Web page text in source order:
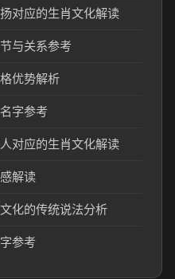
对应的生肖文化解读
与关系参考
优势解析
字参考
对应的生肖文化解读
解读
化的传统说法分析
参考